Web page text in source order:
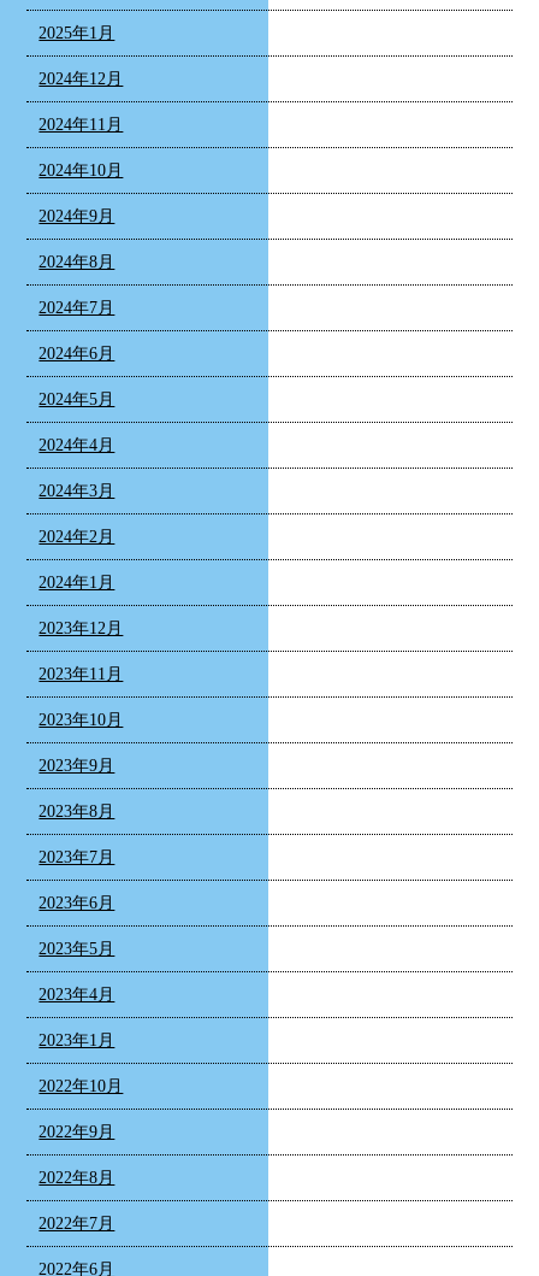
2025年1月
2024年12月
2024年11月
2024年10月
2024年9月
2024年8月
2024年7月
2024年6月
2024年5月
2024年4月
2024年3月
2024年2月
2024年1月
2023年12月
2023年11月
2023年10月
2023年9月
2023年8月
2023年7月
2023年6月
2023年5月
2023年4月
2023年1月
2022年10月
2022年9月
2022年8月
2022年7月
2022年6月